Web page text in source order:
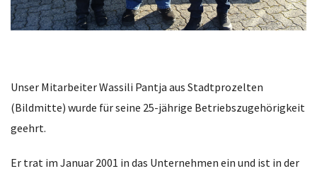
Unser Mitarbeiter Wassili Pantja aus Stadtprozelten
(Bildmitte) wurde für seine 25-jährige Betriebszugehörigkeit
geehrt.
Er trat im Januar 2001 in das Unternehmen ein und ist in der